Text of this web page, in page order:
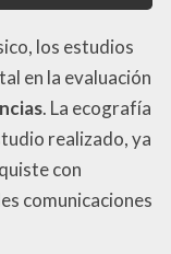
los estudios
en la evaluación
. La ecografía
realizado, ya
con
comunicaciones